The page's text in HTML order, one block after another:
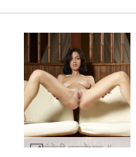
एंजेली प्रलोभक #38